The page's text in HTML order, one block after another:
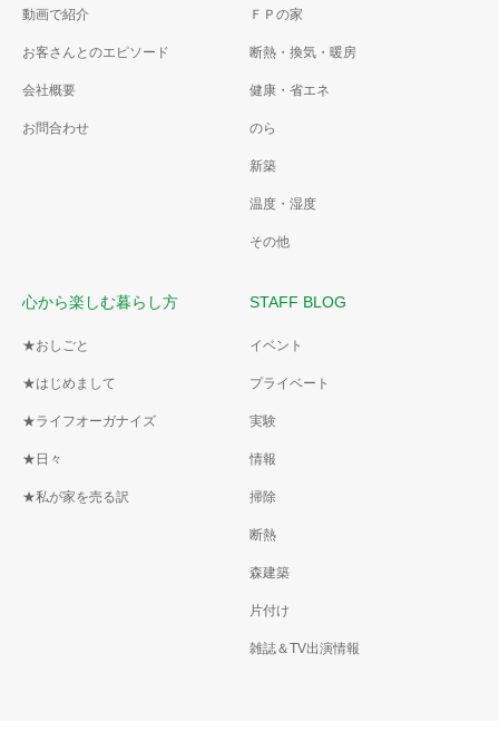
動画で紹介
お客さんとのエピソード
会社概要
お問合わせ
ＦＰの家
断熱・換気・暖房
健康・省エネ
のら
新築
温度・湿度
その他
心から楽しむ暮らし方
★おしごと
★はじめまして
★ライフオーガナイズ
★日々
★私が家を売る訳
STAFF BLOG
イベント
プライベート
実験
情報
掃除
断熱
森建築
片付け
雑誌＆TV出演情報